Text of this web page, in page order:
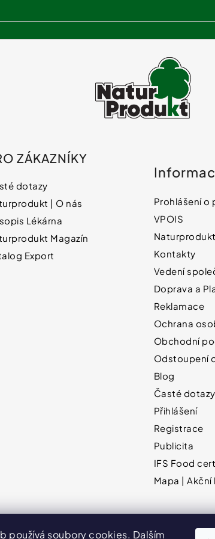
používá soubory cookies. Dalším
i
s
ZÁKAZNÍKY
dotazy
| O nás
Lékárna
Magazín
Export
Prohlášení
VPOIS
Kontakty
Vedení
Doprava a
Reklamace
Ochrana
Obchodní
Odstoupení
Blog
Časté dotazy
Přihlášení
Registrace
Publicita
IFS Food
Mapa | Akční